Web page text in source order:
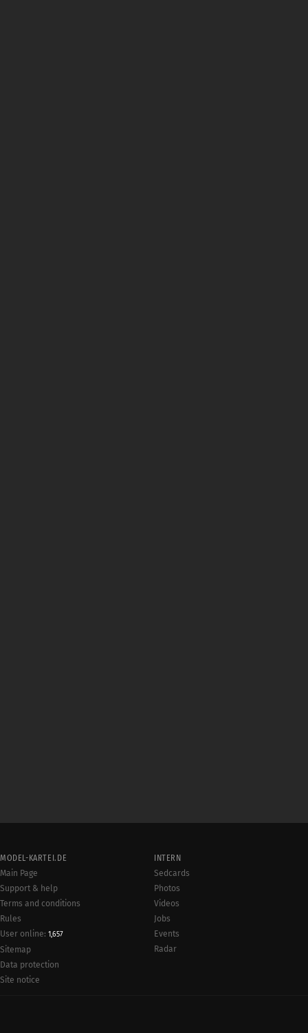
MODEL-KARTEI.DE
Main Page
Support & help
Terms and conditions
Rules
User online: 1,657
Sitemap
Data protection
Site notice
INTERN
Sedcards
Photos
Videos
Jobs
Events
Radar